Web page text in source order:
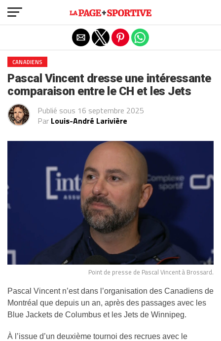
CANADIENS
Pascal Vincent dresse une intéressante
comparaison entre le CH et les Jets
Publié sous 16 septembre 2025
Par Louis-André Larivière
Point de presse de Pascal Vincent à Brossard.
Pascal Vincent n’est dans l’organisation des Canadiens de
Montréal que depuis un an, après des passages avec les
Blue Jackets de Columbus et les Jets de Winnipeg.
À l’issue d’un deuxième tournoi des recrues avec le
Exit mobile version